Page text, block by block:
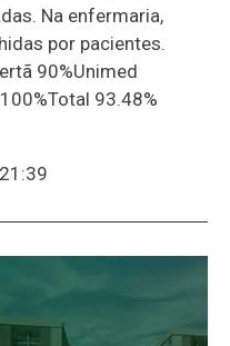
Na enfermaria,
por pacientes.
90%Unimed
93.48%